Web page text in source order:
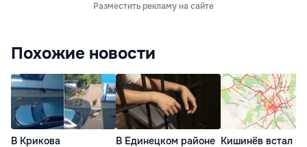
Разместить рекламу на сайте
Похожие новости
В Крикова
В Единецком районе Кишинёв встал в